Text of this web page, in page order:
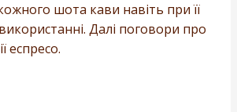
шота кави навіть при її
Далі поговори про
еспресо.